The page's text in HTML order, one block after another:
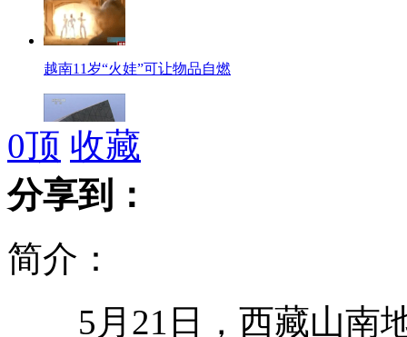
越南11岁“火娃”可让物品自燃
记者实地探访 揭秘央视新大楼
女子挥霍成卡奴 偷朋友奔驰还债
0顶 收藏
分享到：
简介：
5月21日，西藏山南地